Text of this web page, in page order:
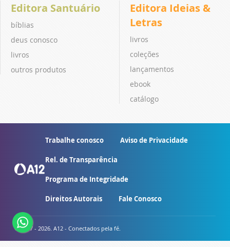
Editora Santuário
bíblias
deus conosco
livros
outros produtos
Editora Ideias &
Letras
livros
coleções
lançamentos
ebook
catálogo
Trabalhe conosco Aviso de Privacidade
Rel. de Transparência
Programa de Integridade
Direitos Autorais Fale Conosco
© 2007 - 2026. A12 - Conectados pela fé.